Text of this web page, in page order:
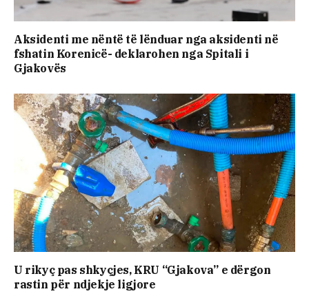
Aksidenti me nëntë të lënduar nga aksidenti në
fshatin Korenicë- deklarohen nga Spitali i
Gjakovës
U rikyç pas shkyçjes, KRU “Gjakova” e dërgon
rastin për ndjekje ligjore